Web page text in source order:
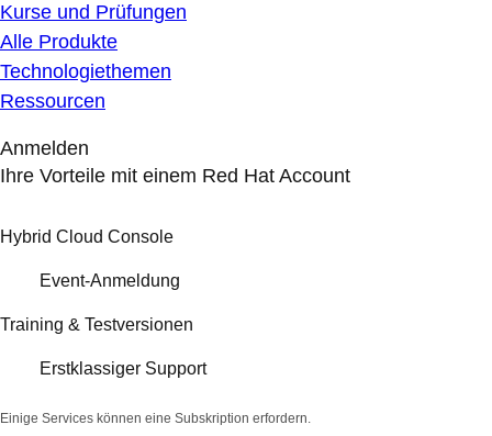
Kurse und Prüfungen
Alle Produkte
Technologiethemen
Ressourcen
Anmelden
Ihre Vorteile mit einem Red Hat Account
Hybrid Cloud Console
Event-Anmeldung
Training & Testversionen
Erstklassiger Support
Einige Services können eine Subskription erfordern.